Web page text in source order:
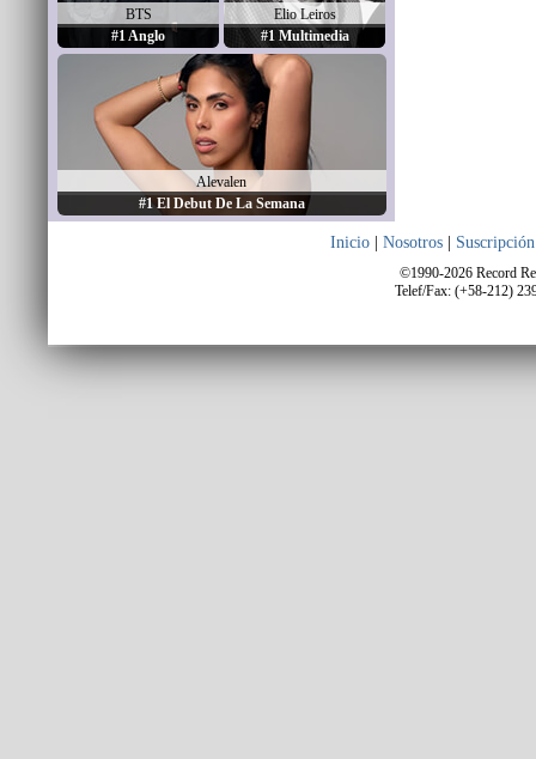
BTS
#1 Anglo
Elio Leiros
#1 Multimedia
Alevalen
#1 El Debut De La Semana
Inicio Nosotros Suscripción
©1990-2026 Record
Telef/Fax: (+58-212)